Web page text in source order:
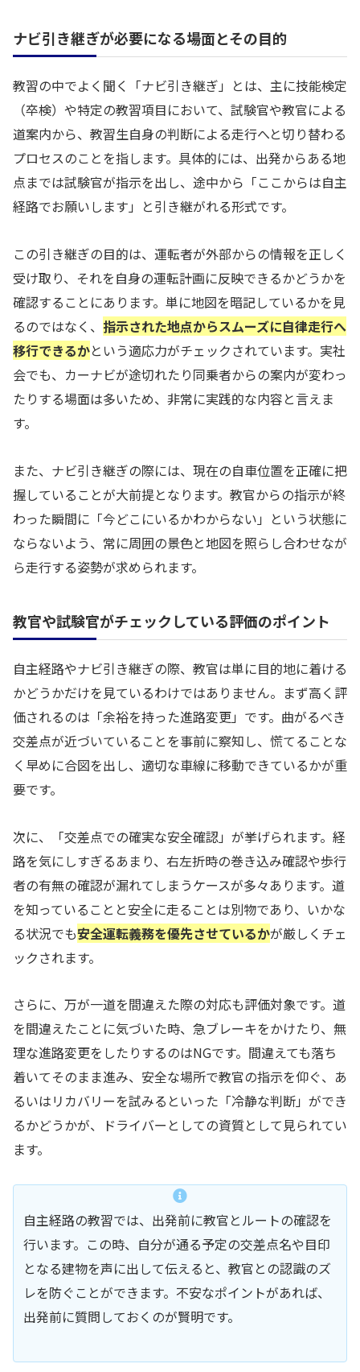
ナビ引き継ぎが必要になる場面とその目的
教習の中でよく聞く「ナビ引き継ぎ」とは、主に技能検定
（卒検）や特定の教習項目において、試験官や教官による
道案内から、教習生自身の判断による走行へと切り替わる
プロセスのことを指します。具体的には、出発からある地
点までは試験官が指示を出し、途中から「ここからは自主
経路でお願いします」と引き継がれる形式です。
この引き継ぎの目的は、運転者が外部からの情報を正しく
受け取り、それを自身の運転計画に反映できるかどうかを
確認することにあります。単に地図を暗記しているかを見
るのではなく、 指示された地点からスムーズに自律走行へ
移行できるかという適応力がチェックされています。実社
会でも、カーナビが途切れたり同乗者からの案内が変わっ
たりする場面は多いため、非常に実践的な内容と言えま
す。
また、ナビ引き継ぎの際には、現在の自車位置を正確に把
握していることが大前提となります。教官からの指示が終
わった瞬間に「今どこにいるかわからない」という状態に
ならないよう、常に周囲の景色と地図を照らし合わせなが
ら走行する姿勢が求められます。
教官や試験官がチェックしている評価のポイント
自主経路やナビ引き継ぎの際、教官は単に目的地に着ける
かどうかだけを見ているわけではありません。まず高く評
価されるのは「余裕を持った進路変更」です。曲がるべき
交差点が近づいていることを事前に察知し、慌てることな
く早めに合図を出し、適切な車線に移動できているかが重
要です。
次に、「交差点での確実な安全確認」が挙げられます。経
路を気にしすぎるあまり、右左折時の巻き込み確認や歩行
者の有無の確認が漏れてしまうケースが多々あります。道
を知っていることと安全に走ることは別物であり、いかな
る状況でも安全運転義務を優先させているかが厳しくチェ
ックされます。
さらに、万が一道を間違えた際の対応も評価対象です。道
を間違えたことに気づいた時、急ブレーキをかけたり、無
理な進路変更をしたりするのはNGです。間違えても落ち
着いてそのまま進み、安全な場所で教官の指示を仰ぐ、あ
るいはリカバリーを試みるといった「冷静な判断」ができ
るかどうかが、ドライバーとしての資質として見られてい
ます。
自主経路の教習では、出発前に教官とルートの確認を
行います。この時、自分が通る予定の交差点名や目印
となる建物を声に出して伝えると、教官との認識のズ
レを防ぐことができます。不安なポイントがあれば、
出発前に質問しておくのが賢明です。